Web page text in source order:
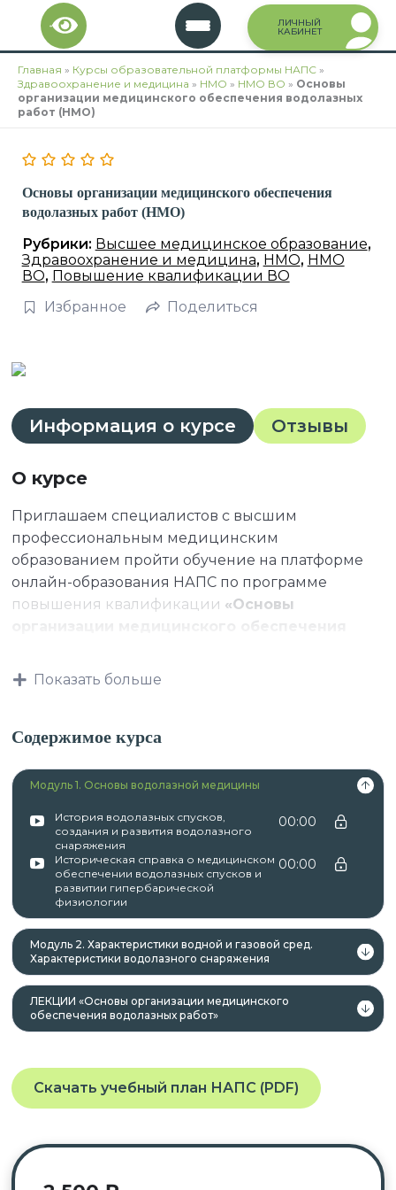
Перейти
содержимому
ЛИЧНЫЙ
КАБИНЕТ
Главная » Курсы образовательной платформы НАПС »
Здравоохранение и медицина » НМО » НМО ВО » Основы
организации медицинского обеспечения водолазных
работ (НМО)
Основы организации медицинского обеспечения
водолазных работ (НМО)
Рубрики: Высшее медицинское образование,
Здравоохранение и медицина, НМО, НМО
ВО, Повышение квалификации ВО
Избранное
Поделиться
Информация о курсе Отзывы
О курсе
Приглашаем специалистов с высшим
профессиональным медицинским
образованием пройти обучение на платформе
онлайн-образования НАПС по программе
повышения квалификации «Основы
программ допускаются:
лица, имеющие высшее образование и
«Водолазная медицина»;
лица, получающие высшее образование и
аккредитацию по специальности
«Водолазная медицина».
Данная программа учитывает
профессиональные стандарты,
квалификационные требования, указанные в
квалификационных справочниках по должности,
квалификационному требованию к
профессиональным знаниям и навыкам,
обязанностей.
Показать больше
Содержимое курса
Модуль 1. Основы водолазной медицины
История водолазных спусков,
создания и развития водолазного
снаряжения
00:00
Историческая справка о медицинском
обеспечении водолазных спусков и
развитии гипербарической
физиологии
00:00
Модуль 2. Характеристики водной и газовой сред.
Характеристики водолазного снаряжения
ЛЕКЦИИ «Основы организации медицинского
обеспечения водолазных работ»
Скачать учебный план НАПС (PDF)